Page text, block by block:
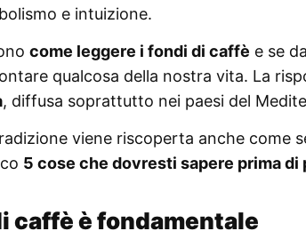
e intuizione.
come leggere i fondi di caffè e se
qualcosa della nostra vita. La
, diffusa soprattutto nei paesi del
viene riscoperta anche come
5 cose che dovresti sapere prima
caffè è fondamentale